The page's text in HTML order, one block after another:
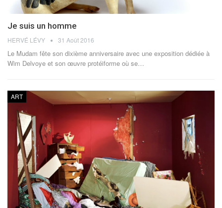
Je suis un homme
HERVÉ LÉVY 31 Août 2016
Le Mudam fête son dixième anniversaire avec une exposition dédiée à
Wim Delvoye et son œuvre protéiforme où se…
ART